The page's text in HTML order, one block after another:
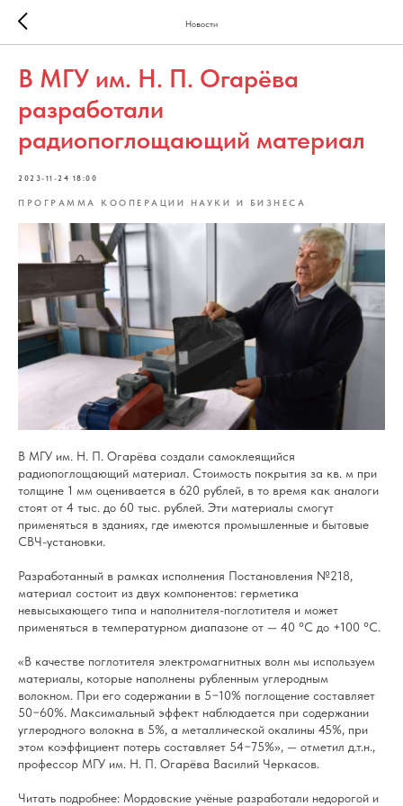
Новости
В МГУ им. Н. П. Огарёва
разработали
радиопоглощающий материал
2023-11-24 18:00
ПРОГРАММА КООПЕРАЦИИ НАУКИ И БИЗНЕСА
В МГУ им. Н. П. Огарёва создали самоклеящийся
радиопоглощающий материал. Стоимость покрытия за кв. м при
толщине 1 мм оценивается в 620 рублей, в то время как аналоги
стоят от 4 тыс. до 60 тыс. рублей. Эти материалы смогут
применяться в зданиях, где имеются промышленные и бытовые
СВЧ-установки.
Разработанный в рамках исполнения Постановления №218,
материал состоит из двух компонентов: герметика
невысыхающего типа и наполнителя-поглотителя и может
применяться в температурном диапазоне от — 40 °C до +100 °C.
«В качестве поглотителя электромагнитных волн мы используем
материалы, которые наполнены рубленным углеродным
волокном. При его содержании в 5−10% поглощение составляет
50−60%. Максимальный эффект наблюдается при содержании
углеродного волокна в 5%, а металлической окалины 45%, при
этом коэффициент потерь составляет 54−75%», — отметил д.т.н.,
профессор МГУ им. Н. П. Огарёва Василий Черкасов.
Читать подробнее: Мордовские учёные разработали недорогой и